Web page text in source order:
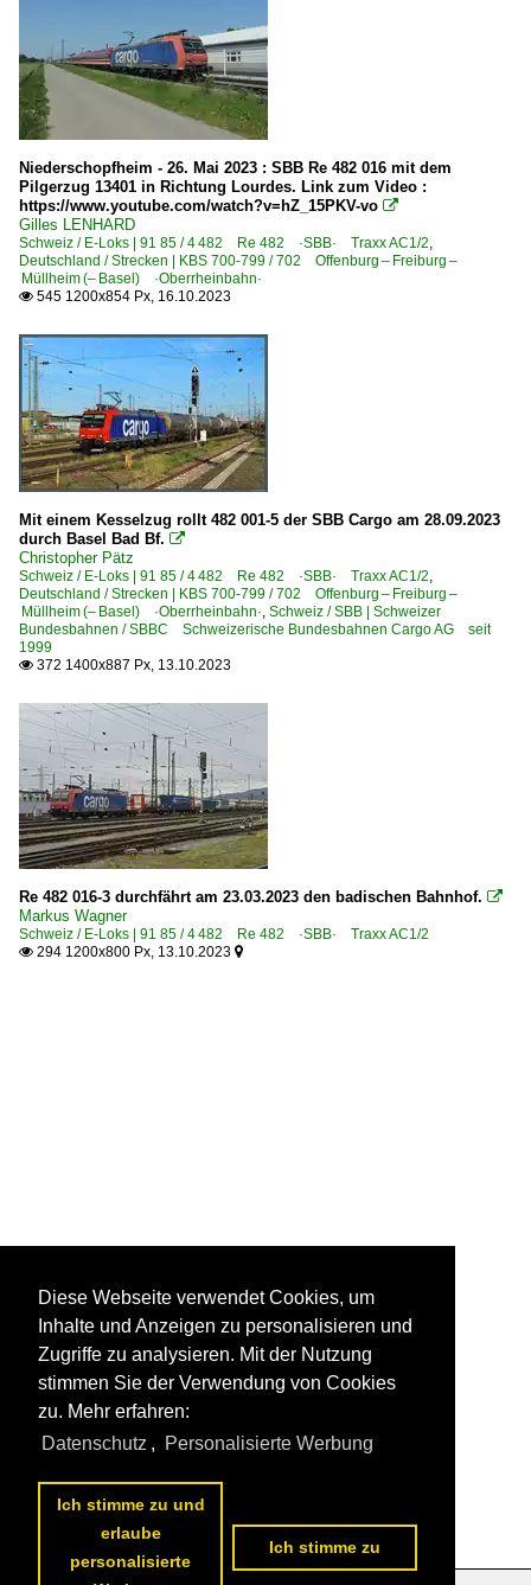
Niederschopfheim - 26. Mai 2023 : SBB Re 482 016 mit dem
Pilgerzug 13401 in Richtung Lourdes. Link zum Video :
https://www.youtube.com/watch?v=hZ_15PKV-vo 
Gilles LENHARD
Schweiz / E-Loks | 91 85 / 4 482 Re 482 ·SBB· Traxx AC1/2,
Deutschland / Strecken | KBS 700-799 / 702 Offenburg – Freiburg –
Müllheim (– Basel) ·Oberrheinbahn·
 545 1200x854 Px, 16.10.2023
Mit einem Kesselzug rollt 482 001-5 der SBB Cargo am 28.09.2023
durch Basel Bad Bf. 
Christopher Pätz
Schweiz / E-Loks | 91 85 / 4 482 Re 482 ·SBB· Traxx AC1/2,
Deutschland / Strecken | KBS 700-799 / 702 Offenburg – Freiburg –
Müllheim (– Basel) ·Oberrheinbahn·, Schweiz / SBB | Schweizer
Bundesbahnen / SBBC Schweizerische Bundesbahnen Cargo AG seit
1999
 372 1400x887 Px, 13.10.2023
Re 482 016-3 durchfährt am 23.03.2023 den badischen Bahnhof. 
Markus Wagner
Schweiz / E-Loks | 91 85 / 4 482 Re 482 ·SBB· Traxx AC1/2
 294 1200x800 Px, 13.10.2023 
Diese Webseite verwendet Cookies, um
Inhalte und Anzeigen zu personalisieren und
Zugriffe zu analysieren. Mit der Nutzung
stimmen Sie der Verwendung von Cookies
zu. Mehr erfahren:
Datenschutz , Personalisierte Werbung
Ich stimme zu und
erlaube
personalisierte
Ich stimme zu